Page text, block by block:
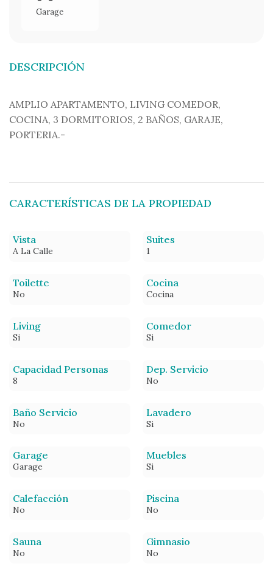
Garage
DESCRIPCIÓN
AMPLIO APARTAMENTO, LIVING COMEDOR,
COCINA, 3 DORMITORIOS, 2 BAÑOS, GARAJE,
PORTERIA.-
CARACTERÍSTICAS DE LA PROPIEDAD
Vista
A La Calle
Suites
1
Toilette
No
Cocina
Cocina
Living
Si
Comedor
Si
Capacidad Personas
8
Dep. Servicio
No
Baño Servicio
No
Lavadero
Si
Garage
Garage
Muebles
Si
Calefacción
No
Piscina
No
Sauna
No
Gimnasio
No